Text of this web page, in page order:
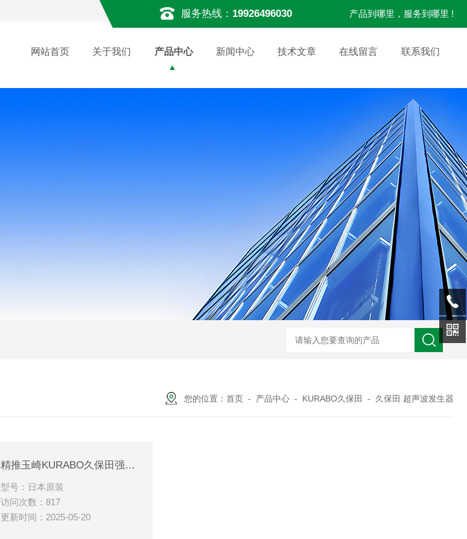
服务热线： 19926496030 产品到哪里，服务到哪里 !
网站首页 关于我们 产品中心 新闻中心 技术文章 在线留言 联系我们
您的位置： 首页 - 产品中心 - KURABO久保田 - 久保田 超声波发生器
精推玉崎KURABO久保田强力超声波发生器201M
型号：日本原装
访问次数：817
更新时间：2025-05-20